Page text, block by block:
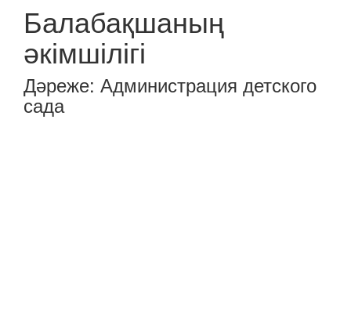
Балабақшаның
әкімшілігі
Дәреже: Администрация детского
сада